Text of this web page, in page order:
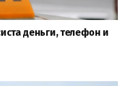
деньги, телефон и